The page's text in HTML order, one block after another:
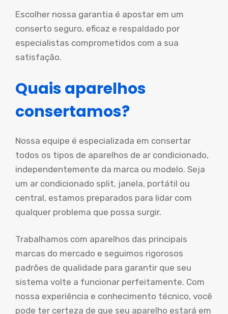
Escolher nossa garantia é apostar em um
conserto seguro, eficaz e respaldado por
especialistas comprometidos com a sua
satisfação.
Quais aparelhos
consertamos?
Nossa equipe é especializada em consertar
todos os tipos de aparelhos de ar condicionado,
independentemente da marca ou modelo. Seja
um ar condicionado split, janela, portátil ou
central, estamos preparados para lidar com
qualquer problema que possa surgir.
Trabalhamos com aparelhos das principais
marcas do mercado e seguimos rigorosos
padrões de qualidade para garantir que seu
sistema volte a funcionar perfeitamente. Com
nossa experiência e conhecimento técnico, você
pode ter certeza de que seu aparelho estará em